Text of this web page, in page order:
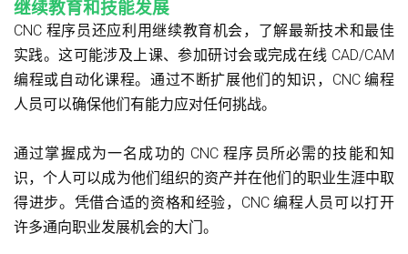
继续教育和技能发展
CNC 程序员还应利用继续教育机会，了解最新技术和最佳
实践。这可能涉及上课、参加研讨会或完成在线 CAD/CAM
编程或自动化课程。通过不断扩展他们的知识，CNC 编程
人员可以确保他们有能力应对任何挑战。
通过掌握成为一名成功的 CNC 程序员所必需的技能和知
识，个人可以成为他们组织的资产并在他们的职业生涯中取
得进步。凭借合适的资格和经验，CNC 编程人员可以打开
许多通向职业发展机会的大门。